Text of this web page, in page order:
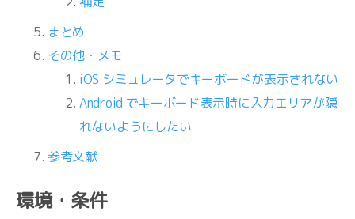
まとめ
その他・メモ
iOS シミュレータでキーボードが表示されない
Android でキーボード表示時に入力エリアが隠
れないようにしたい
参考文献
環境・条件